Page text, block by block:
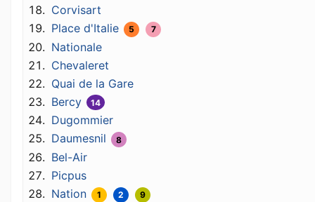
Corvisart
Place d'Italie
5 7
Nationale
Chevaleret
Quai de la Gare
Bercy
14
Dugommier
Daumesnil
8
Bel-Air
Picpus
Nation
1 2 9